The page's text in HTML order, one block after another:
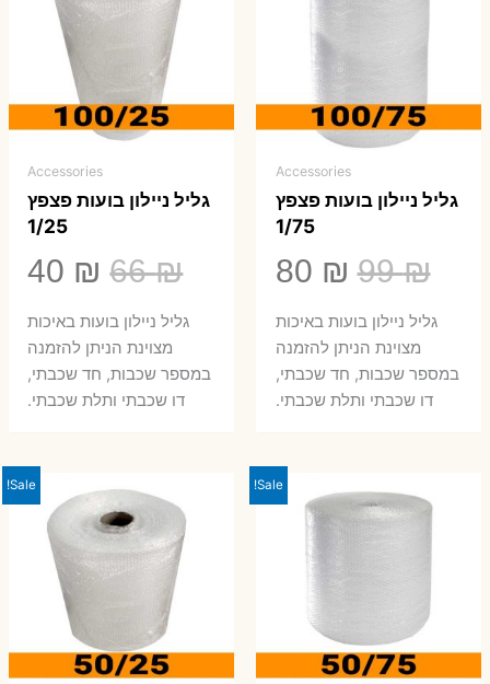
Accessories
גליל ניילון בועות פצפץ
1/75
99₪
המחיר
המקורי
היה:
99 ₪.
80 ₪
הנוכחיגליל ניילון בועות באיכות
מצוינת הניתן להזמנה
במספר שכבות, חד שכבתי,
דו שכבתי ותלת שכבתי.
Accessories
גליל ניילון בועות פצפץ
1/25
66₪
המחיר
המקורי
היה:
66 ₪.
40 ₪
₪.
גליל ניילון בועות באיכות
מצוינת הניתן להזמנה
במספר שכבות, חד שכבתי,
דו שכבתי ותלת שכבתי.
Sale!
Sale!